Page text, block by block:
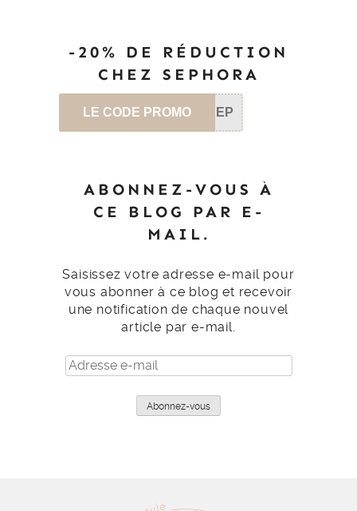
-20% DE RÉDUCTION
CHEZ SEPHORA
LE CODE PROMO SEP
ABONNEZ-VOUS À
CE BLOG PAR E-
MAIL.
Saisissez votre adresse e-mail pour
vous abonner à ce blog et recevoir
une notification de chaque nouvel
article par e-mail.
Adresse
e-
Abonnez-vous